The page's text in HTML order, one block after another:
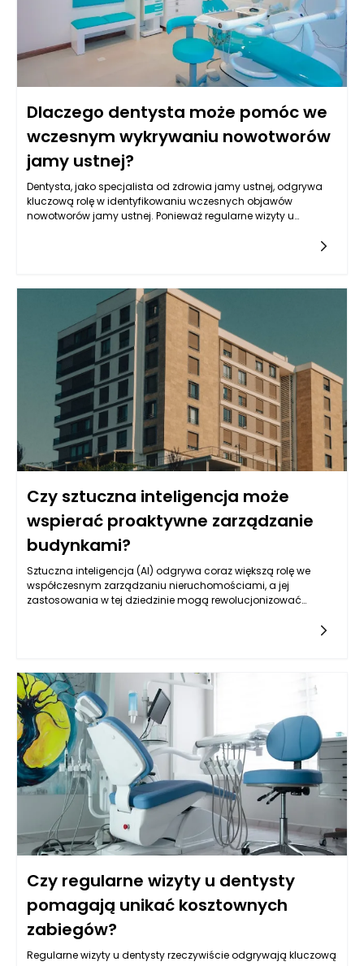
Dlaczego dentysta może pomóc we
wczesnym wykrywaniu nowotworów
jamy ustnej?
Dentysta, jako specjalista od zdrowia jamy ustnej, odgrywa
kluczową rolę w identyfikowaniu wczesnych objawów
nowotworów jamy ustnej. Ponieważ regularne wizyty u
wskazywać na rozwijający się nowotwór. Ważne jest, aby
pacjenci zdawali sobie sprawę z tego, że ich dentysta jest
często pierwszym specjalistą, który może wykryć niepokojące
zmiany w jamie ustnej, zanim jeszcze staną się one
poważnym zagrożeniem dla zdrowia.
Czy sztuczna inteligencja może
wspierać proaktywne zarządzanie
budynkami?
Sztuczna inteligencja (AI) odgrywa coraz większą rolę we
współczesnym zarządzaniu nieruchomościami, a jej
zastosowania w tej dziedzinie mogą rewolucjonizować
zarządzanie nieruchomościami polega na przewidywaniu i
danych, co pozwala na identyfikację potencjalnych awarii i
potrzeb modernizacji. Dzięki zaawansowanym algorytmom
uczenia maszynowego, systemy zarządzania
nieruchomościami zyskują możliwość przewidywania, w jaki
sposób i kiedy mogą wystąpić różne problemy, co znacząco
podnosi efektywność działania zarządzających budynkami.
Czy regularne wizyty u dentysty
pomagają unikać kosztownych
zabiegów?
Regularne wizyty u dentysty rzeczywiście odgrywają kluczową